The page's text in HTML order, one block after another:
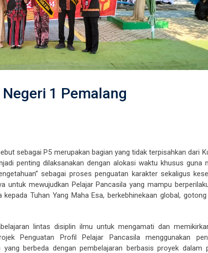
Negeri 1 Pemalang
sebagai P5 merupakan bagian yang tidak terpisahkan dari
penting dilaksanakan dengan alokasi waktu khusus guna
sebagai proses penguatan karakter sekaligus
untuk mewujudkan Pelajar Pancasila yang mampu
Tuhan Yang Maha Esa, berkebhinekaan global,
lintas disiplin ilmu untuk mengamati dan
Penguatan Profil Pelajar Pancasila menggunakan
berbeda dengan pembelajaran berbasis proyek dalam